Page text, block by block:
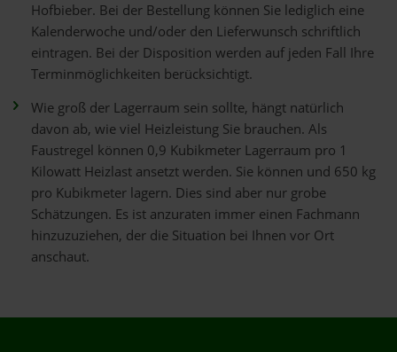
Hofbieber. Bei der Bestellung können Sie lediglich eine
Kalenderwoche und/oder den Lieferwunsch schriftlich
eintragen. Bei der Disposition werden auf jeden Fall Ihre
Terminmöglichkeiten berücksichtigt.
Wie groß der Lagerraum sein sollte, hängt natürlich
davon ab, wie viel Heizleistung Sie brauchen. Als
Faustregel können 0,9 Kubikmeter Lagerraum pro 1
Kilowatt Heizlast ansetzt werden. Sie können und 650 kg
pro Kubikmeter lagern. Dies sind aber nur grobe
Schätzungen. Es ist anzuraten immer einen Fachmann
hinzuzuziehen, der die Situation bei Ihnen vor Ort
anschaut.